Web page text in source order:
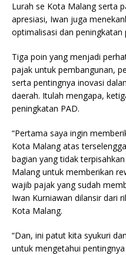
Lurah se Kota Malang serta
apresiasi, Iwan juga
optimalisasi dan peningkatan
Tiga poin yang menjadi
pajak untuk pembangunan,
serta pentingnya inovasi
daerah. Itulah mengapa,
peningkatan PAD.
“Pertama saya ingin
Kota Malang atas
bagian yang tidak
Malang untuk memberikan
wajib pajak yang sudah
Iwan Kurniawan dilansir dari
Kota Malang.
“Dan, ini patut kita syukuri
untuk mengetahui